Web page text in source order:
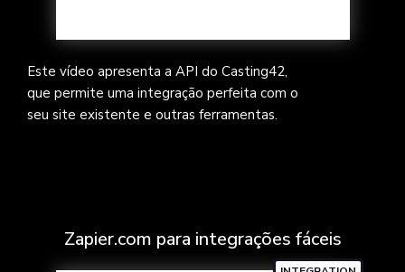
Este vídeo apresenta a API do Casting42,
que permite uma integração perfeita com o
seu site existente e outras ferramentas.
Zapier.com para integrações fáceis